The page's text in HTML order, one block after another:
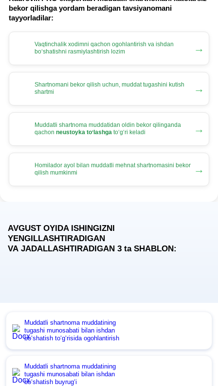
bekor qilishga yordam beradigan tavsiyanomani
tayyorladilar:
Vaqtinchalik хodimni qachon ogohlantirish va ishdan
boʻshatishni rasmiylashtirish lozim
→
Shartnomani bekor qilish uchun, muddat tugashini kutish
shartmi
→
Muddatli shartnoma muddatidan oldin bekor qilinganda
qachon neustoyka toʻlashga toʻgʻri keladi →
Homilador ayol bilan muddatli mehnat shartnomasini bekor
qilish mumkinmi
→
AVGUST OYIDA ISHINGIZNI
YENGILLASHTIRADIGAN
VA JADALLASHTIRADIGAN 3 taSHABLON:
Muddatli shartnoma muddatining
tugashi munosabati bilan ishdan
boʻshatish toʻgʻrisida ogohlantirish
Muddatli shartnoma muddatining
tugashi munosabati bilan ishdan
boʻshatish buyrugʻi